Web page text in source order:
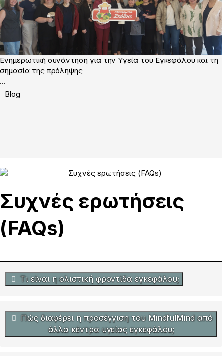
Ενημερωτική συνάντηση για την Υγεία του Εγκεφάλου και τη
σημασία της πρόληψης
...
Blog
Συχνές ερωτήσεις
(FAQs)
Τι είναι η ολιστική φροντίδα εγκεφάλου;
Πώς διαφέρει η προσέγγιση του MindfulMind από
άλλα κέντρα υγείας εγκεφάλου;